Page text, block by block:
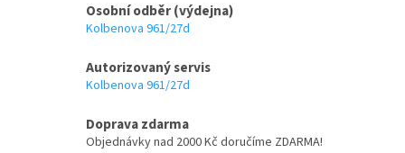
Osobní odběr (výdejna)
Kolbenova 961/27d
Autorizovaný servis
Kolbenova 961/27d
Doprava zdarma
Objednávky nad 2000 Kč doručíme ZDARMA!